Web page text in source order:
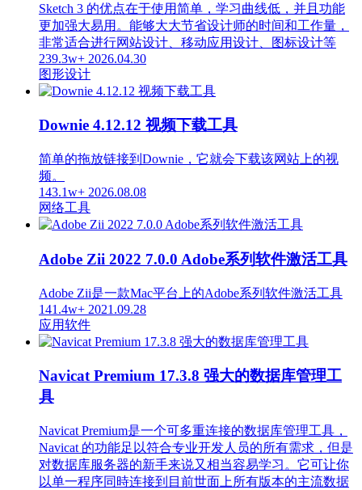
Sketch 3 的优点在于使用简单，学习曲线低，并且功能
更加强大易用。能够大大节省设计师的时间和工作量，
非常适合进行网站设计、移动应用设计、图标设计等
239.3w+ 2026.04.30
图形设计
Downie 4.12.12 视频下载工具
简单的拖放链接到Downie，它就会下载该网站上的视
频。
143.1w+ 2026.08.08
网络工具
Adobe Zii 2022 7.0.0 Adobe系列软件激活工具
Adobe Zii是一款Mac平台上的Adobe系列软件激活工具
141.4w+ 2021.09.28
应用软件
Navicat Premium 17.3.8 强大的数据库管理工
具
Navicat Premium是一个可多重连接的数据库管理工具，
Navicat 的功能足以符合专业开发人员的所有需求，但是
对数据库服务器的新手来说又相当容易学习。它可让你
以单一程序同時连接到目前世面上所有版本的主流数据